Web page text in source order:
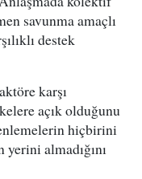
savunma amaçlı
destek
karşı
açık olduğunu
hiçbirini
yerini almadığını